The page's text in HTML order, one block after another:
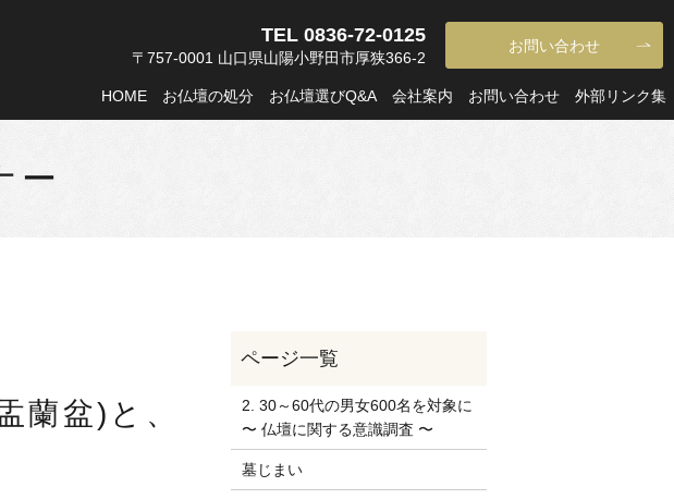
HOME お仏壇の処分 お仏壇選びQ&A 会社案内 お問い合わせ 外部リンク集
TEL 0836-72-0125
〒757-0001 山口県山陽小野田市厚狭366-2
お問い合わせ
ー
蘭盆)と、
2. 30～60代の男女600名を対象に
〜 仏壇に関する意識調査 〜
墓じまい